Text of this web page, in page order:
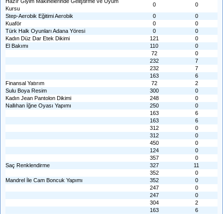
Kursu
0
0
Step-Aerobik Eğitimi Aerobik
0
0
Kuaför
0
0
Türk Halk Oyunları Adana Yöresi
0
0
Kadın Düz Dar Etek Dikimi
121
0
El Bakımı
110
0
72
0
232
7
232
7
163
6
Finansal Yatırım
72
2
Sulu Boya Resim
300
0
Kadın Jean Pantolon Dikimi
248
0
Nallıhan İğne Oyası Yapımı
250
0
163
6
163
6
312
0
312
0
450
0
124
0
357
0
Saç Renklendirme
327
11
352
0
Mandrel İle Cam Boncuk Yapımı
352
0
247
0
247
0
304
2
163
6